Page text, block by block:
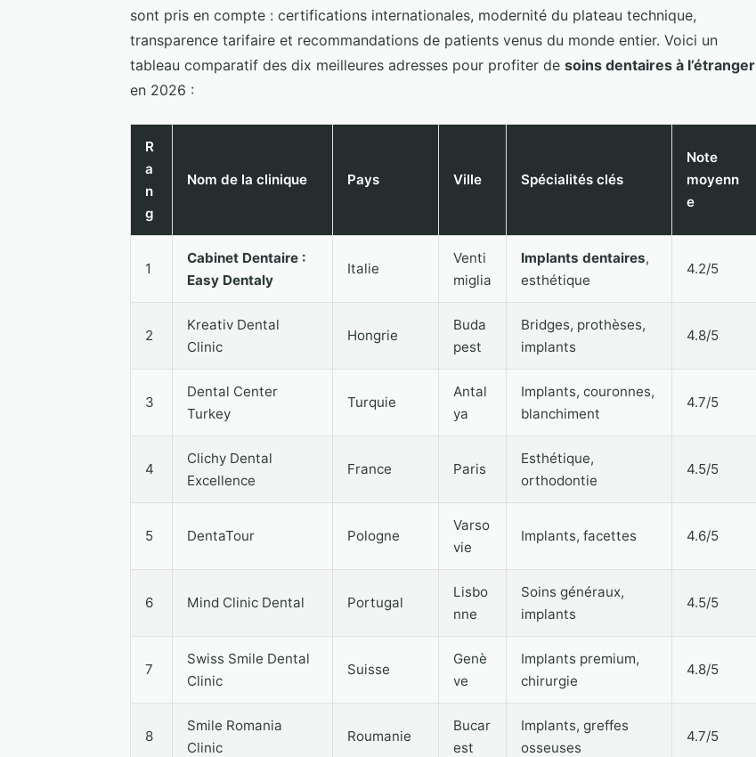
sont pris en compte : certifications internationales, modernité du plateau technique,
transparence tarifaire et recommandations de patients venus du monde entier. Voici un
tableau comparatif des dix meilleures adresses pour profiter de soins dentaires à l’étranger
en 2026 :
R
a
n
g
Nom de la clinique Pays Ville Spécialités clés
Note
moyenn
e
1
Cabinet Dentaire :
Easy Dentaly
Italie
Venti
miglia
Implants dentaires,
esthétique
4.2/5
2
Kreativ Dental
Clinic
Hongrie
Buda
pest
Bridges, prothèses,
implants
4.8/5
3
Dental Center
Turkey
Turquie
Antal
ya
Implants, couronnes,
blanchiment
4.7/5
4
Clichy Dental
Excellence
France Paris
Esthétique,
orthodontie
4.5/5
5 DentaTour Pologne
Varso
vie
Implants, facettes 4.6/5
6 Mind Clinic Dental Portugal
Lisbo
nne
Soins généraux,
implants
4.5/5
7
Swiss Smile Dental
Clinic
Suisse
Genè
ve
Implants premium,
chirurgie
4.8/5
8
Smile Romania
Clinic
Roumanie
Bucar
est
Implants, greffes
osseuses
4.7/5